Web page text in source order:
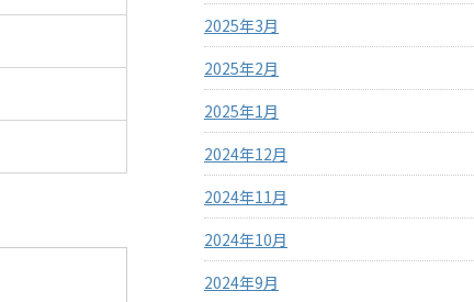
2025年3月
2025年2月
2025年1月
2024年12月
2024年11月
2024年10月
2024年9月